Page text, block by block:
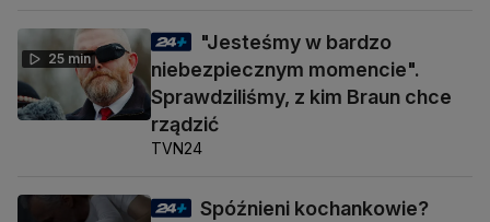
25 min
"Jesteśmy w bardzo
niebezpiecznym momencie".
Sprawdziliśmy, z kim Braun chce
rządzić
TVN24
Spóźnieni kochankowie?